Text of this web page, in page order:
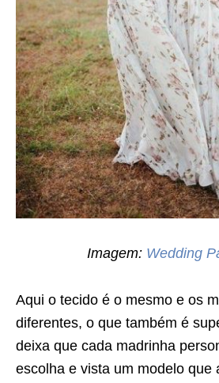
Imagem: Wedding
Aqui o tecido é o mesmo e os
diferentes, o que também é
deixa que cada madrinha
escolha e vista um modelo que